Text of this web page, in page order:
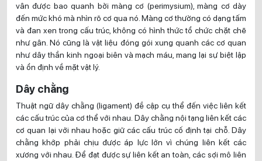
vân được bao quanh bởi màng cơ (perimysium), màng cơ dày
đến mức khó mà nhìn rõ cơ qua nó. Màng cơ thường có dạng tấm
và đan xen trong cấu trúc, không có hình thức tổ chức chặt chẽ
như gân. Nó cũng là vật liệu đóng gói xung quanh các cơ quan
như dây thần kinh ngoại biên và mạch máu, mang lại sự biệt lập
và ổn định về mặt vật lý.
Dây chằng
Thuật ngữ dây chằng (ligament) đề cập cụ thể đến việc liên kết
các cấu trúc của cơ thể với nhau. Dây chằng nội tạng liên kết các
cơ quan lại với nhau hoặc giữ các cấu trúc cố định tại chỗ. Dây
chằng khớp phải chịu được áp lực lớn vì chúng liên kết các
xương với nhau. Để đạt được sự liên kết an toàn, các sợi mô liên